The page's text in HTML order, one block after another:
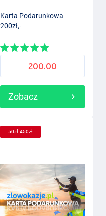
Karta Podarunkowa
200zł,-
200.00
Zobacz
50zł-450zł